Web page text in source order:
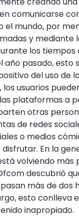
comunicarse
el mundo, por
y mediante
los tiempos
pasado, esto
del uso de
los usuarios
plataformas a
otras
de redes
o medios
En la
volviendo más
descubrió
más de dos
esto conlleva
inapropiado.